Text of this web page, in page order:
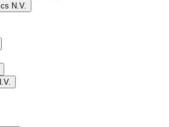
N.V.